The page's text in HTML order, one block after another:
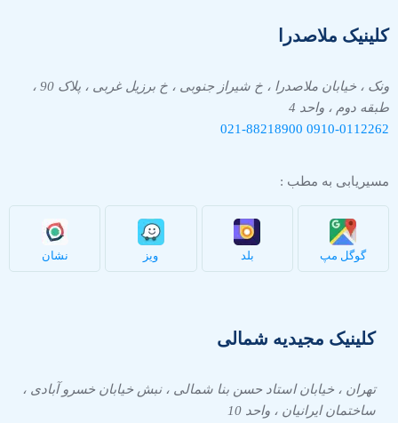
کلینیک ملاصدرا
ونک ، خیابان ملاصدرا ، خ شیراز جنوبی ، خ برزیل غربی ، پلاک 90 ،
طبقه دوم ، واحد 4
0910-0112262
021-88218900
مسیریابی به مطب :
گوگل مپ بلد ویز نشان
کلینیک مجیدیه شمالی
تهران ، خیابان استاد حسن بنا شمالی ، نبش خیابان خسرو آبادی ،
ساختمان ایرانیان ، واحد 10